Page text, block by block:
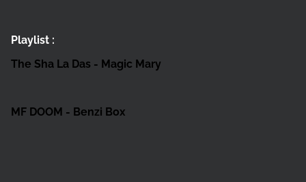
Playlist :
The Sha La Das - Magic Mary
MF DOOM - Benzi Box